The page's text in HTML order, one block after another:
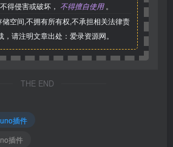
得侵害或破坏， 不得擅自使用 。
空间,不拥有所有权,不承担相关法律责
，请注明文章出处：爱录资源网。
THE END
插件
插件